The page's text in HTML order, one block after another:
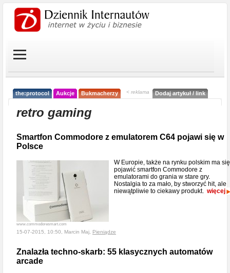
the:protocol Aukcje Bukmacherzy < reklama Dodaj artykuł / link
retro gaming
Smartfon Commodore z emulatorem C64 pojawi się w
Polsce
www.commodoresmart.com
W Europie, także na rynku polskim ma się
pojawić smartfon Commodore z
emulatorami do grania w stare gry.
Nostalgia to za mało, by stworzyć hit, ale
niewątpliwie to ciekawy produkt. więcej
15-07-2015, 10:50, Marcin Maj, Pieniądze
Znalazła techno-skarb: 55 klasycznych automatów
arcade